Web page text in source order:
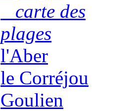
carte des
plages
l'Aber
le Corréjou
Goulien